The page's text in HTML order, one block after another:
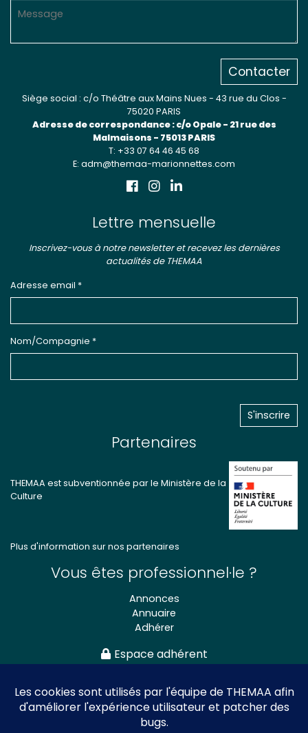
Contacter
Siège social : c/o Théâtre aux Mains Nues - 43 rue du Clos -
75020 PARIS
Adresse de correspondance : c/o Opale - 21 rue des
Malmaisons - 75013 PARIS
T: +33 07 64 46 45 68
E: adm@themaa-marionnettes.com
Lettre mensuelle
Inscrivez-vous à notre newsletter et recevez les dernières
actualités de THEMAA
Adresse email *
Nom/Compagnie *
Partenaires
THEMAA est subventionnée par le Ministère de la
Culture
Plus d'information sur nos partenaires
Vous êtes professionnel·le ?
Annonces
Annuaire
Adhérer
Espace adhérent